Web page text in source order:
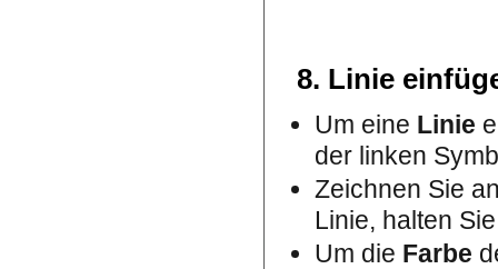
8. Linie
Um eine Linie
der linken
Zeichnen Sie
Linie, halten
Um die Farbe